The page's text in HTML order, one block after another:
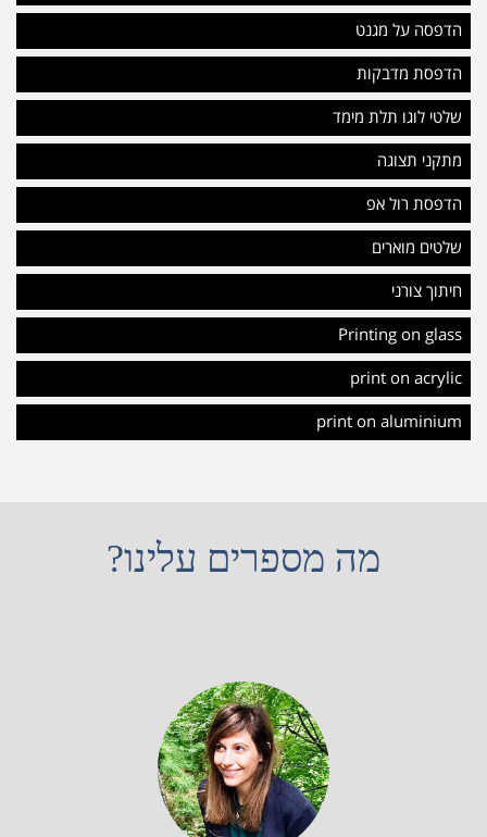
הדפסה על מגנט
הדפסת מדבקות
שלטי לוגו תלת מימד
מתקני תצוגה
הדפסת רול אפ
שלטים מוארים
חיתוך צורני
Printing on glass
print on acrylic
print on aluminium
מה מספרים עלינו?